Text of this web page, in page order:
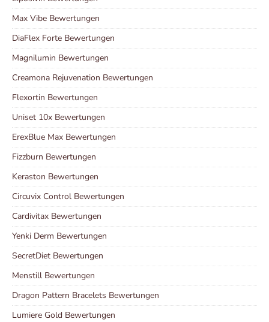
Max Vibe Bewertungen
DiaFlex Forte Bewertungen
Magnilumin Bewertungen
Creamona Rejuvenation Bewertungen
Flexortin Bewertungen
Uniset 10x Bewertungen
ErexBlue Max Bewertungen
Fizzburn Bewertungen
Keraston Bewertungen
Circuvix Control Bewertungen
Cardivitax Bewertungen
Yenki Derm Bewertungen
SecretDiet Bewertungen
Menstill Bewertungen
Dragon Pattern Bracelets Bewertungen
Lumiere Gold Bewertungen